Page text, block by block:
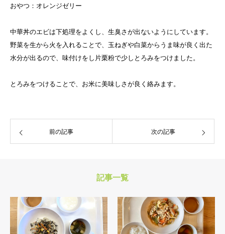
おやつ：オレンジゼリー
中華丼のエビは下処理をよくし、生臭さが出ないようにしています。
野菜を生から火を入れることで、玉ねぎや白菜からうま味が良く出た
水分が出るので、味付けをし片栗粉で少しとろみをつけました。
とろみをつけることで、お米に美味しさが良く絡みます。
前の記事 次の記事
記事一覧